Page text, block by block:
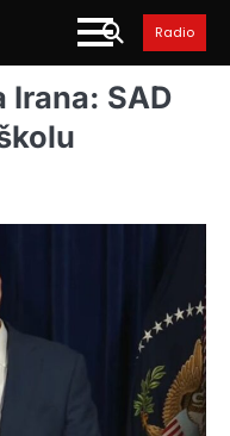
Radio
Irana: SAD